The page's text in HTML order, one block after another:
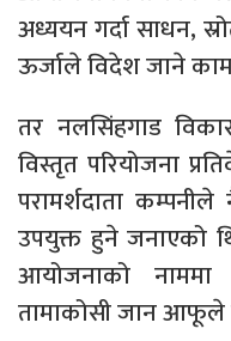
अध्ययन गर्दा साधन,
ऊर्जाले विदेश जाने
तर नलसिंहगाड
विस्तृत परियोजना
परामर्शदाता कम्पनीले
उपयुक्त हुने जनाएको
आयोजनाको
तामाकोसी जान आफूले